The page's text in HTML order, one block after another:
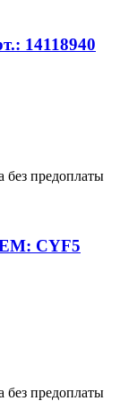
14118940
без предоплаты
CYF5
без предоплаты